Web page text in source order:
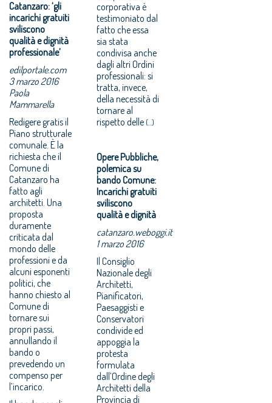
Catanzaro: ‘gli
incarichi gratuiti
sviliscono
qualità e dignità
professionale’
edilportale.com
3 marzo 2016
Paola
Mammarella
Redigere gratis il
Piano strutturale
comunale. È la
richiesta che il
Comune di
Catanzaro ha
fatto agli
architetti. Una
proposta
duramente
criticata dal
mondo delle
professioni e da
alcuni esponenti
politici, che
hanno chiesto al
Comune di
tornare sui
propri passi,
annullando il
bando o
prevedendo un
compenso per
l’incarico.
corporativa è
testimoniato dal
fatto che essa
sia stata
condivisa anche
dagli altri Ordini
professionali: si
tratta, invece,
della necessità di
tornare al
rispetto delle (...)
Opere Pubbliche,
polemica su
bando Comune:
Incarichi gratuiti
sviliscono
qualità e dignità
catanzaro.weboggi.it
1 marzo 2016
Il Consiglio
Nazionale degli
Architetti,
Pianificatori,
Paesaggisti e
Conservatori
condivide ed
appoggia la
protesta
formulata
dall’Ordine degli
Architetti della
Provincia di